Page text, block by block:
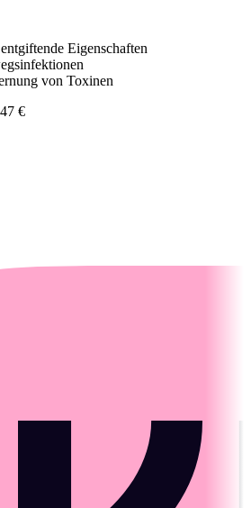
Eigenschaften
von Toxinen
€